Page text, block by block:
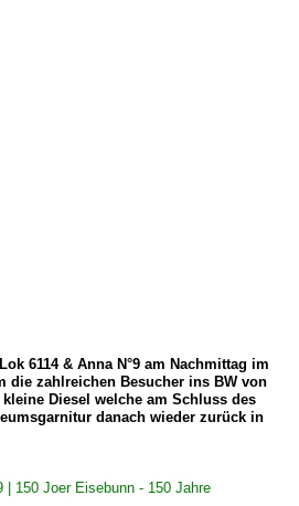
· DR 01.20 ·DRG-Einheitslok·
6114 & Anna N°9 am Nachmittag im
die zahlreichen Besucher ins BW von
Diesel welche am Schluss des
danach wieder zurück in
| 150 Joer Eisebunn - 150 Jahre